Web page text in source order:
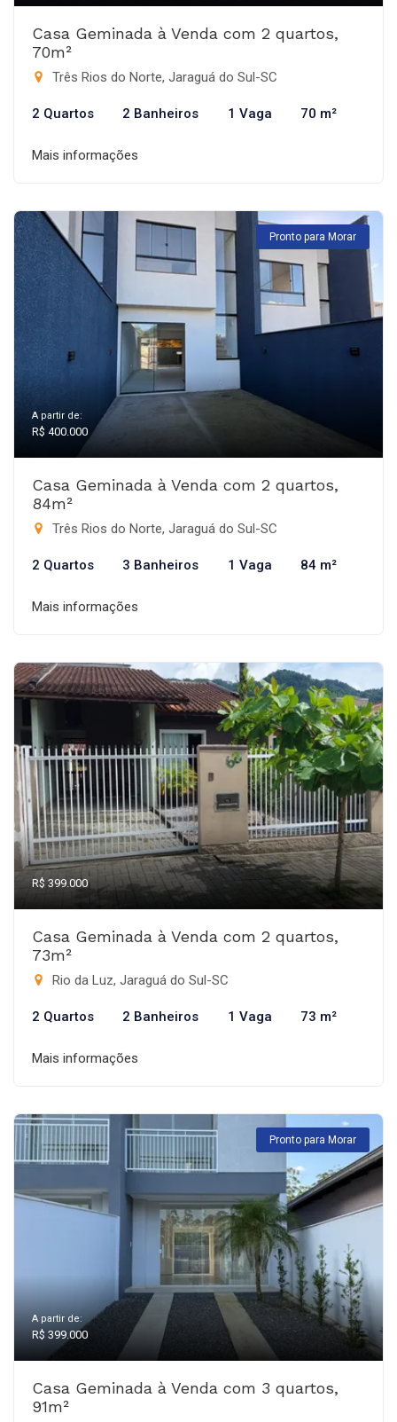
Casa Geminada à Venda com 2 quartos,
70m²
Três Rios do Norte, Jaraguá do Sul-SC
2 Quartos 2 Banheiros 1 Vaga 70 m²
Mais informações
Pronto para Morar
A partir de:
R$ 400.000
Casa Geminada à Venda com 2 quartos,
84m²
Três Rios do Norte, Jaraguá do Sul-SC
2 Quartos 3 Banheiros 1 Vaga 84 m²
Mais informações
R$ 399.000
Casa Geminada à Venda com 2 quartos,
73m²
Rio da Luz, Jaraguá do Sul-SC
2 Quartos 2 Banheiros 1 Vaga 73 m²
Mais informações
Pronto para Morar
A partir de:
R$ 399.000
Casa Geminada à Venda com 3 quartos,
91m²